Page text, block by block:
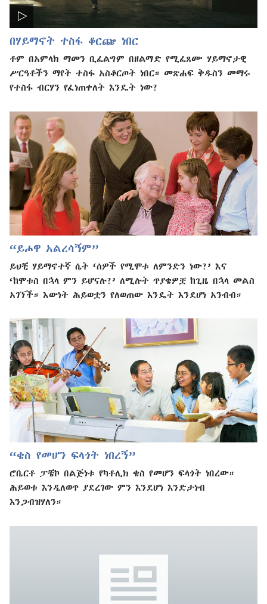
በሃይማኖት ተስፋ ቆርጬ ነበር
ቶም በአምላክ ማመን ቢፈልግም በዘልማድ የሚፈጸሙ ሃይማኖታዊ
ሥርዓቶችን ማየት ተስፋ አስቆርጦት ነበር። መጽሐፍ ቅዱስን መማሩ
የተስፋ ብርሃን የፈነጠቀለት እንዴት ነው?
“ይሖዋ አልረሳኝም”
ይህቺ ሃይማኖተኛ ሴት ‘ሰዎች የሚሞቱ ለምንድን ነው?’ እና
‘ከሞቱስ በኋላ ምን ይሆናሉ?’ ለሚሉት ጥያቄዎቿ ከጊዜ በኋላ መልስ
አገኘች። እውነት ሕይወቷን የለወጠው እንዴት እንደሆነ አንብብ።
“ቄስ የመሆን ፍላጎት ነበረኝ”
ሮቤርቶ ፓቼኮ በልጅነቱ የካቶሊክ ቄስ የመሆን ፍላጎት ነበረው።
ሕይወቱ እንዲለወጥ ያደረገው ምን እንደሆነ እንድታነብ
እንጋብዝሃለን።